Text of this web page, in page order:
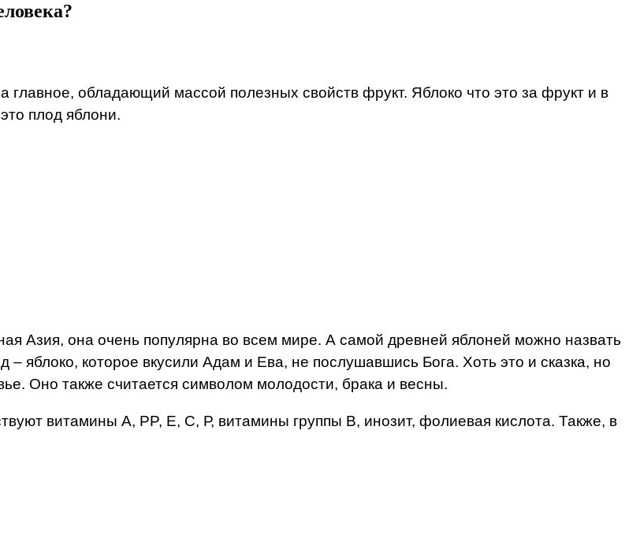
обладающий массой полезных свойств фрукт. Яблоко что это за фрукт и в
плод яблони.
Азия, она очень популярна во всем мире. А самой древней яблоней можно назвать
яблоко, которое вкусили Адам и Ева, не послушавшись Бога. Хоть это и сказка, но
Оно также считается символом молодости, брака и весны.
витамины А, PP, E, С, Р, витамины группы B, инозит, фолиевая кислота. Также, в